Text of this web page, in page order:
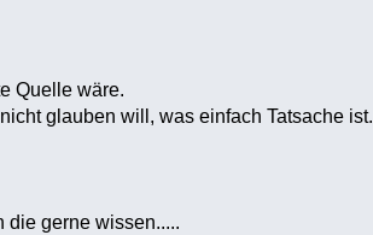
Quelle wäre.
glauben will, was einfach Tatsache ist.
die gerne wissen.....